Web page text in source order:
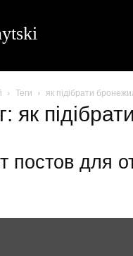
Теги як підібрати
як
постов для